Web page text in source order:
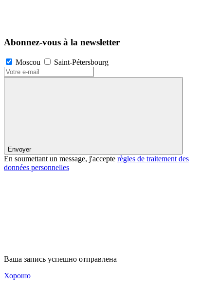
Abonnez-vous à la newsletter
Moscou Saint-Pétersbourg
Envoyer
En soumettant un message, j'accepte règles de traitement des
données personnelles
Ваша запись успешно отправлена
Хорошо